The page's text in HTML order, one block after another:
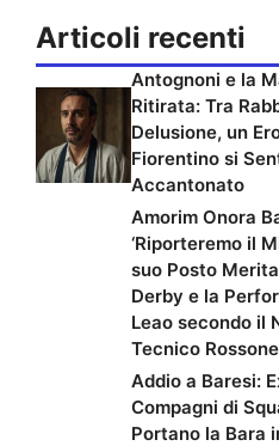
Articoli recenti
Antognoni e la
Ritirata: Tra
Delusione, un
Fiorentino si
Accantonato
Amorim Onora
‘Riporteremo il
suo Posto
Derby e la
Leao secondo il
Tecnico
Addio a Baresi:
Compagni di
Portano la Bara